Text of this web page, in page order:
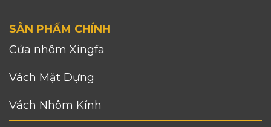
SẢN PHẨM CHÍNH
Cửa nhôm Xingfa
Vách Mặt Dựng
Vách Nhôm Kính